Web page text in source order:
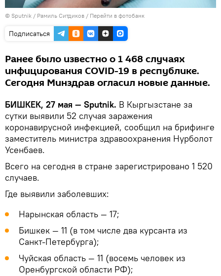
© Sputnik / Рамиль Ситдиков / Перейти в фотобанк
Подписаться
Ранее было известно о 1 468 случаях
инфицирования COVID-19 в республике.
Сегодня Минздрав огласил новые данные.
БИШКЕК, 27 мая — Sputnik. В Кыргызстане за
сутки выявили 52 случая заражения
коронавирусной инфекцией, сообщил на брифинге
заместитель министра здравоохранения Нурболот
Усенбаев.
Всего на сегодня в стране зарегистрировано 1 520
случаев.
Где выявили заболевших:
Нарынская область — 17;
Бишкек — 11 (в том числе два курсанта из
Санкт-Петербурга);
Чуйская область — 11 (восемь человек из
Оренбургской области РФ);